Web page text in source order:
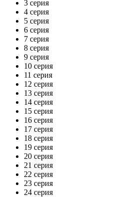
3 серия
4 серия
5 серия
6 серия
7 серия
8 серия
9 серия
10 серия
11 серия
12 серия
13 серия
14 серия
15 серия
16 серия
17 серия
18 серия
19 серия
20 серия
21 серия
22 серия
23 серия
24 серия